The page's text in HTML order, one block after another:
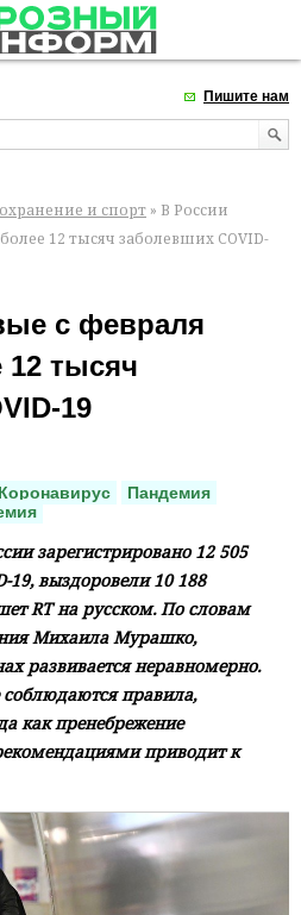
Пишите нам
и спорт » В России
12 тысяч заболевших COVID-
с февраля
тысяч
19
Коронавирус
Пандемия
зарегистрировано 12 505
19, выздоровели 10 188
RT на русском. По словам
Михаила Мурашко,
развивается неравномерно.
правила,
как пренебрежение
приводит к